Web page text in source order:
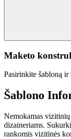
Maketo
Pasirinkite šabloną
Šablono
Nemokamas
dizaineriams.
rankomis vizitinės